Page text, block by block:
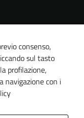
consenso,
sul tasto
profilazione,
navigazione con i